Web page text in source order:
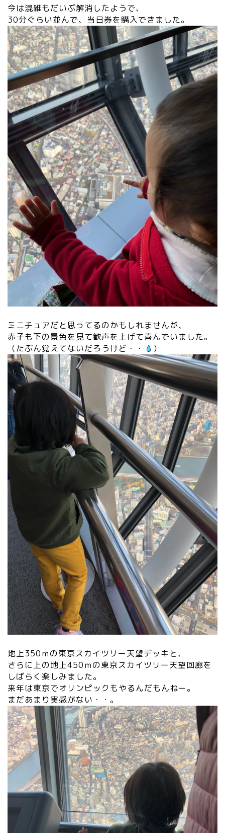
今は混雑もだいぶ解消したようで、
30分ぐらい並んで、当日券を購入できました。
ミニチュアだと思ってるのかもしれませんが、
赤子も下の景色を見て歓声を上げて喜んでいました。
（たぶん覚えてないだろうけど・・
）
地上350ｍの東京スカイツリー天望デッキと、
さらに上の地上450ｍの東京スカイツリー天望回廊を
しばらく楽しみました。
来年は東京でオリンピックもやるんだもんねー。
まだあまり実感がない・・。